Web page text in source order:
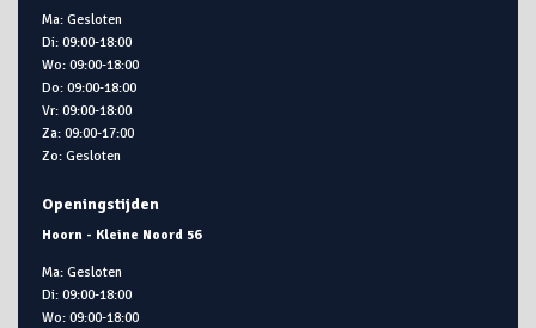
Ma: Gesloten
Di: 09:00-18:00
Wo: 09:00-18:00
Do: 09:00-18:00
Vr: 09:00-18:00
Za: 09:00-17:00
Zo: Gesloten
Openingstijden
Hoorn - Kleine Noord 56
Ma: Gesloten
Di: 09:00-18:00
Wo: 09:00-18:00